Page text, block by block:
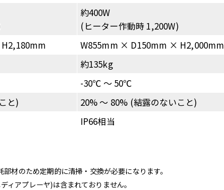
約400W
(ヒーター作動時 1,200W)
W855mm × D150mm × H2,000mm
約135kg
-30℃ 〜 50℃
と) 20% 〜 80% (結露のないこと)
IP66相当
材のため定期的に清掃・交換が必要になります。
アプレーヤ)は含まれておりません。